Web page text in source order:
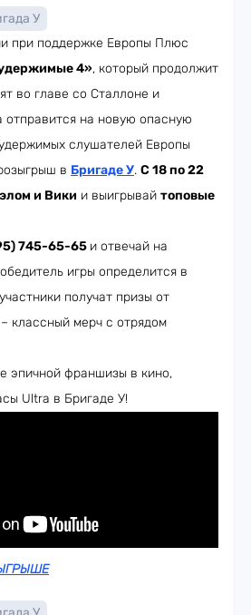
У
при поддержке Европы Плюс
4», который продолжит
во главе со Сталлоне и
отправится на новую опасную
слушателей Европы
в Бригаде У. С 18 по 22
и Вики и выигрывай топовые
745-65-65 и отвечай на
игры определится в
получат призы от
классный мерч с отрядом
эпичной франшизы в кино,
Ultra в Бригаде У!